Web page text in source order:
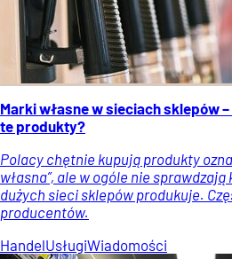
Marki własne w sieciach sklepów
te produkty?
Polacy chętnie kupują produkty
własna”, ale w ogóle nie
dużych sieci sklepów produkuje.
producentów.
HandelUsługiWiadomości